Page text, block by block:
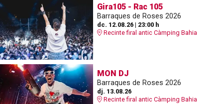
Gira105 - Rac 105
Barraques de Roses 2026
dc. 12.08.26| 23:00 h
Recinte firal antic Càmping Bahia
MON DJ
Barraques de Roses 2026
dj. 13.08.26
Recinte firal antic Càmping Bahia